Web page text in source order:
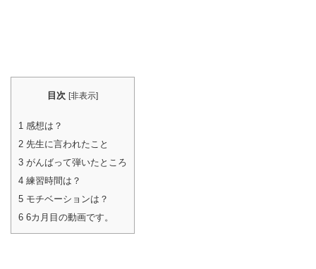
目次 [非表示]
1 感想は？
2 先生に言われたこと
3 がんばって弾いたところ
4 練習時間は？
5 モチベーションは？
6 6カ月目の動画です。